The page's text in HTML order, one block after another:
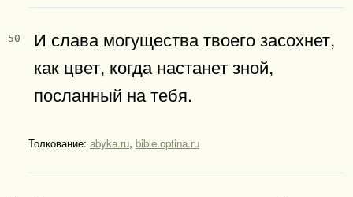
50
И слава могущества твоего засохнет,
как цвет, когда настанет зной,
посланный на тебя.
Толкование: abyka.ru, bible.optina.ru